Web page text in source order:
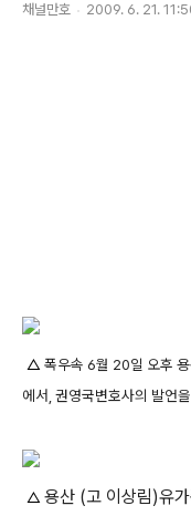
채널만호 2009. 6. 21.
△ 폭우속 6월 20일 오후
에서, 권영국변호사의 발언
△ 용산 (고 이상림)유